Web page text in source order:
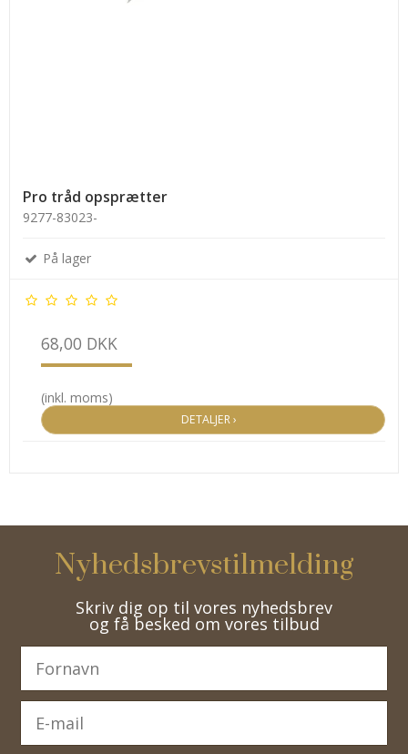
Pro tråd opsprætter
9277-83023-
På lager
68,00 DKK
(inkl. moms)
DETALJER ›
Nyhedsbrevstilmelding
Skriv dig op til vores nyhedsbrev
og få besked om vores tilbud